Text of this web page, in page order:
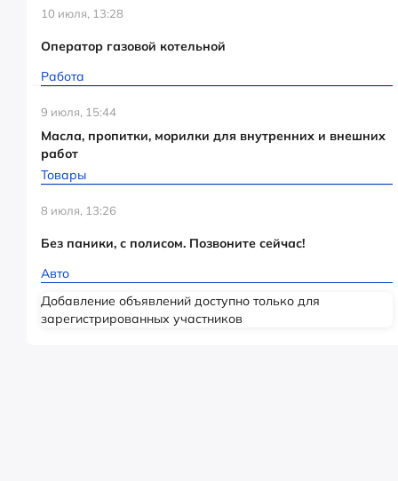
10 июля, 13:28
Оператор газовой котельной
Работа
9 июля, 15:44
Масла, пропитки, морилки для внутренних и внешних
работ
Товары
8 июля, 13:26
Без паники, с полисом. Позвоните сейчас!
Авто
Добавление объявлений доступно только для
зарегистрированных участников